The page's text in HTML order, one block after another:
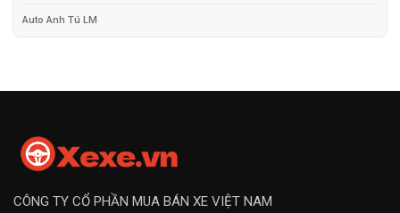
Auto Anh Tú LM
CÔNG TY CỔ PHẦN MUA BÁN XE VIỆT NAM